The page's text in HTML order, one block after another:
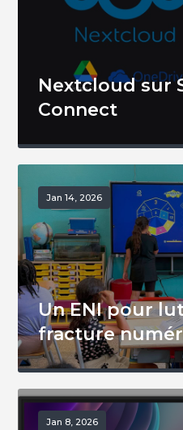
Nextcloud sur
Connect
Jan 14, 2026
Un ENI pour
fracture
Jan 8, 2026